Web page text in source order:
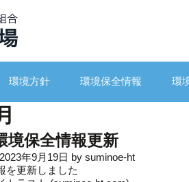
環境方針 環境保全情報 環
保全情報更新
2023年9月19日 by suminoe-ht
更新しました